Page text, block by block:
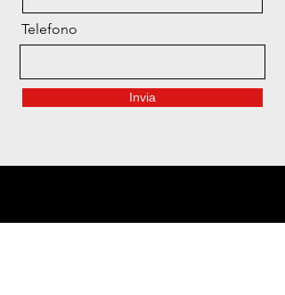
Telefono
Invia